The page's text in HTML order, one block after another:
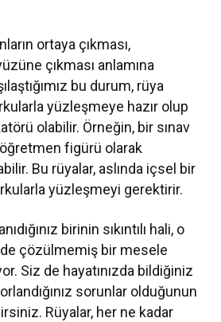
ortaya çıkması,
çıkması anlamına
bu durum, rüya
yüzleşmeye hazır olup
olabilir. Örneğin, bir sınav
öğretmen figürü olarak
Bu rüyalar, aslında içsel bir
yüzleşmeyi gerektirir.
birinin sıkıntılı hali, o
çözülmemiş bir mesele
Siz de hayatınızda bildiğiniz
sorunlar olduğunun
Rüyalar, her ne kadar